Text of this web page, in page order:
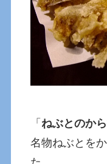
「 ねぶとのか
名物ねぶとを